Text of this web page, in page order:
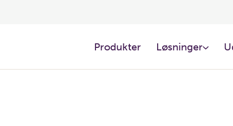
Produkter Løsninger